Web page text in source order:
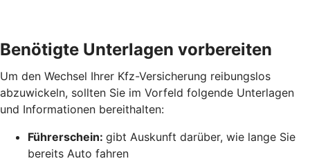
Benötigte Unterlagen vorbereiten
Um den Wechsel Ihrer Kfz-Versicherung reibungslos
abzuwickeln, sollten Sie im Vorfeld folgende Unterlagen
und Informationen bereithalten:
Führerschein: gibt Auskunft darüber, wie lange Sie
bereits Auto fahren